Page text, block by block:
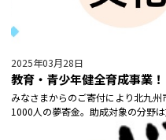
2025年03月28日
教育・青少年健全育成事業！
みなさまからのご寄付により北九
1000人の夢寄金。助成対象の分野